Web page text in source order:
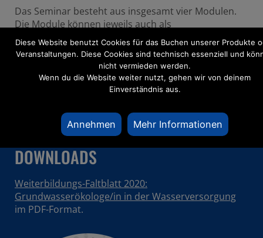
Das Seminar besteht aus insgesamt vier Modulen.
Die Module können jeweils auch als
Einzelveranstaltungen gebucht werden.
Zur Zeit sind keine Veranstaltungen geplant.
DOWNLOADS
Weiterbildungs-Faltblatt 2020:
Grundwasserökologe/in in der Wasserversorgung
im PDF-Format.
Diese Website benutzt Cookies für das Buchen unserer Produkte
Veranstaltungen. Diese Cookies sind technisch essenziell und
nicht vermieden werden.
Wenn du die Website weiter nutzt, gehen wir von deinem
Einverständnis aus.
Annehmen Mehr Informationen